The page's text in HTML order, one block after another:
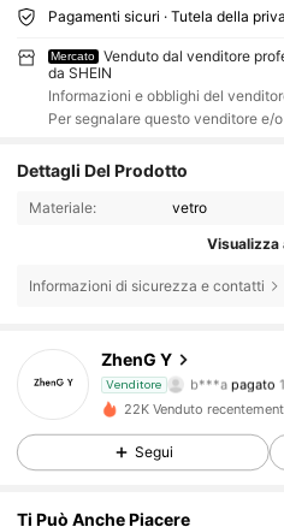
Pagamenti sicuri · Tutela della
Mercato
Venduto dal venditore
da SHEIN
Informazioni e obblighi del
Per segnalare questo venditore e/
Dettagli Del Prodotto
Materiale: vetro
Visualizza
Informazioni di sicurezza e contatti
ZhenG Y
Venditore
4.61
b***a pagato
321
22K Venduto
Segui
Ti Può Anche Piacere